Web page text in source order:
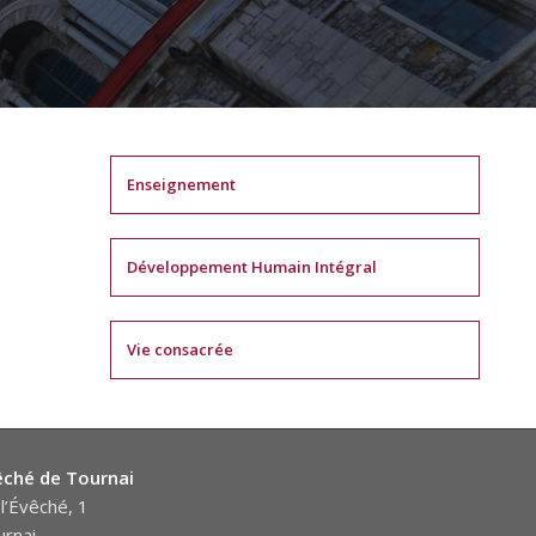
Enseignement
Développement Humain Intégral
Vie consacrée
de Tournai
1